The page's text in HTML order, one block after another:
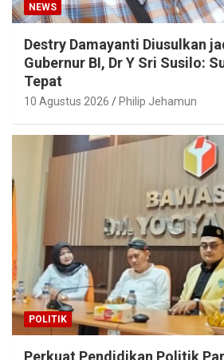
NEWS
Destry Damayanti Diusulkan
Gubernur BI, Dr Y Sri Susilo:
Tepat
10 Agustus 2026 Philip Jehamun
POLITIK
Perkuat Pendidikan Politik